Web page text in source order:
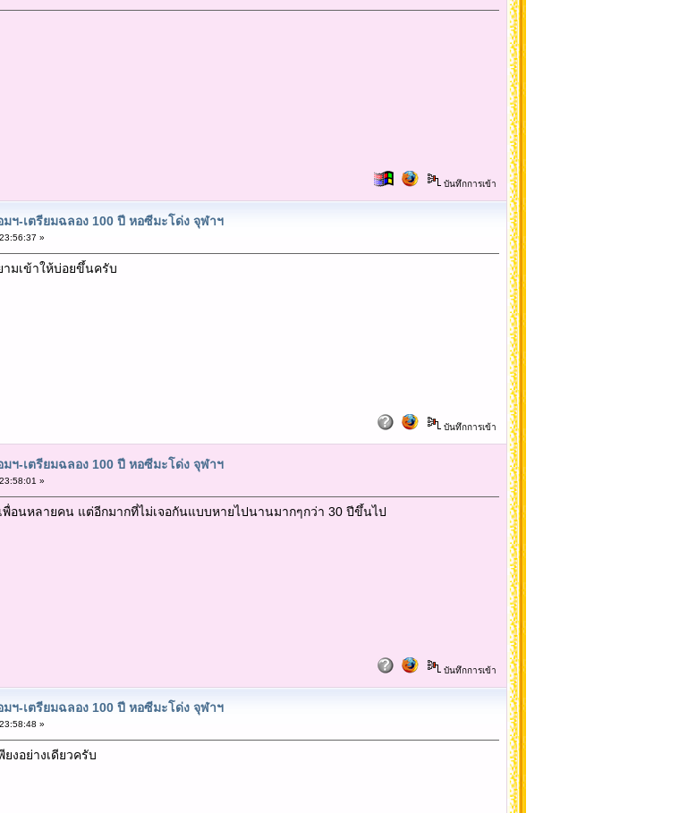
บันทึกการเข้า
มฯ-เตรียมฉลอง 100 ปี หอซีมะโด่ง จุฬาฯ
»
มเข้าให้บ่อยขึ้นครับ
บันทึกการเข้า
มฯ-เตรียมฉลอง 100 ปี หอซีมะโด่ง จุฬาฯ
»
อนหลายคน แต่อีกมากที่ไม่เจอกันแบบหายไปนานมากๆกว่า 30 ปีขึ้นไป
บันทึกการเข้า
มฯ-เตรียมฉลอง 100 ปี หอซีมะโด่ง จุฬาฯ
»
งอย่างเดียวครับ